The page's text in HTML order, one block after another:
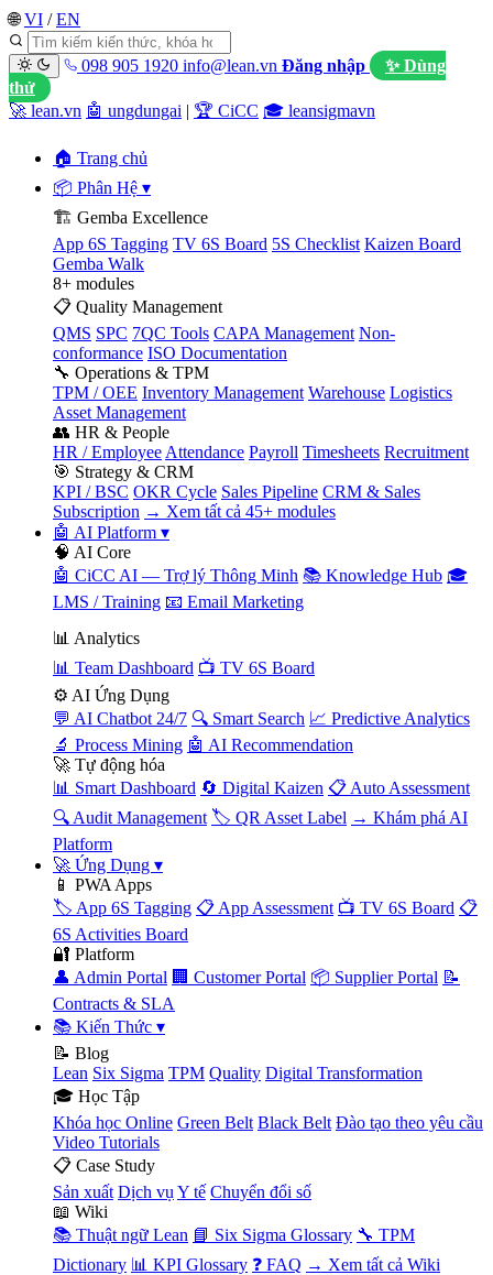
🌐 VI / EN
098 905 1920 info@lean.vn Đăng nhập
✨ Dùng
thử
🚀 lean.vn 🤖 ungdungai | 🏆 CiCC 🎓 leansigmavn
🏠 Trang chủ
📦 Phân Hệ ▾
🏗️ Gemba Excellence
App 6S Tagging TV 6S Board 5S Checklist Kaizen Board
Gemba Walk
8+ modules
📋 Quality Management
QMS SPC 7QC Tools CAPA Management Non-
conformance ISO Documentation
🔧 Operations & TPM
TPM / OEE Inventory Management Warehouse Logistics
Asset Management
👥 HR & People
HR / Employee Attendance Payroll Timesheets Recruitment
🎯 Strategy & CRM
KPI / BSC OKR Cycle Sales Pipeline CRM & Sales
Subscription → Xem tất cả 45+ modules
🤖 AI Platform ▾
🧠 AI Core
🤖 CiCC AI — Trợ lý Thông Minh 📚 Knowledge Hub 🎓
LMS / Training 📧 Email Marketing
📊 Analytics
📊 Team Dashboard 📺 TV 6S Board
⚙️ AI Ứng Dụng
💬 AI Chatbot 24/7 🔍 Smart Search 📈 Predictive Analytics
🔬 Process Mining 🤖 AI Recommendation
🚀 Tự động hóa
📊 Smart Dashboard 🔄 Digital Kaizen 📋 Auto Assessment
🔍 Audit Management 🏷️ QR Asset Label → Khám phá AI
Platform
🚀 Ứng Dụng ▾
📱 PWA Apps
🏷️ App 6S Tagging 📋 App Assessment 📺 TV 6S Board 📋
6S Activities Board
🔐 Platform
👤 Admin Portal 🏢 Customer Portal 📦 Supplier Portal 📝
Contracts & SLA
📚 Kiến Thức ▾
📝 Blog
Lean Six Sigma TPM Quality Digital Transformation
🎓 Học Tập
Khóa học Online Green Belt Black Belt Đào tạo theo yêu cầu
Video Tutorials
📋 Case Study
Sản xuất Dịch vụ Y tế Chuyển đổi số
📖 Wiki
📚 Thuật ngữ Lean 📘 Six Sigma Glossary 🔧 TPM
Dictionary 📊 KPI Glossary ❓ FAQ → Xem tất cả Wiki